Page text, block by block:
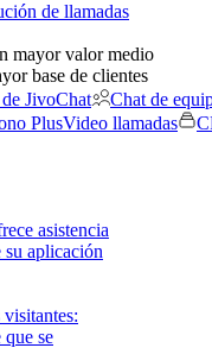
de llamadas
mayor valor medio
base de clientes
JivoChat
Chat de
PlusVideo llamadas
asistencia
su aplicación
que se